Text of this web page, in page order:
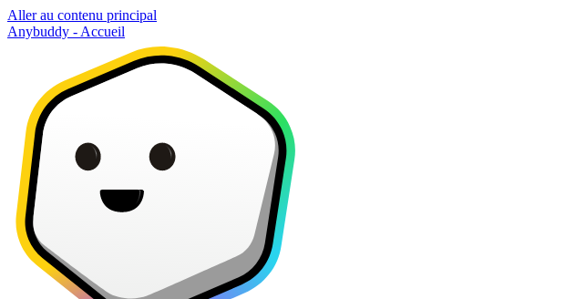
Aller au contenu principal
Anybuddy - Accueil